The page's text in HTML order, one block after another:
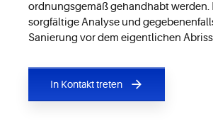
ordnungsgemäß gehandhabt werden.
sorgfältige Analyse und
Sanierung vor dem eigentlichen
In Kontakt treten